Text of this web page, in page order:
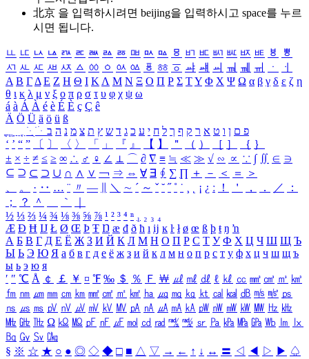
北京 을 입력하시려면 beijing을 입력하시고 space를 누르
시면 됩니다.
ㅥ ㅦ ㅧ ㅨ ㅩ ㅪ ㅫ ㅬ ㅭ ㅮ ㅯ ㅰ ㅱ ㅲ ㅳ ㅴ ㅵ ㅶ ㅷ ㅸ
ㅹ
ㅺ ㅻ ㅼ ㅽ ㅾ ㅿ ㆀ ㆁ ㆂ ㆃ ㆄ ㆅ ㆆ ㆇ ㆈ ㆉ ㆊ ㆋ ㆌ ㆍ
ㆎ
Α Β ΓΔ Ε Ζ Η Θ Ι ΚΛ Μ Ν Ξ Ο Π Ρ Σ ΤΥ Φ Χ Ψ Ω α β γ δ ε ζ η
θ ι κ λ μ ν ξ ο π ρ σ τ υ φ χ ψ ω
á à Á À é è É È ç Ç ê
Ä Ö Ü ä ö ü ß
ִֶֹ ֻּ ׁׂ פ ם ן ו ט א ר ק ף ך ל ח י ע כ ג ד ש ץ ת צ מ נ ה ב
‘ ’ “ ” 〔 〕 〈 〉 「 」 『 』 【 】 ＂ （ ） ［ ］ ｛ ｝
± × ÷ ≠ ≤ ≥ ∞ ∴ ♂ ♀ ∠ ⊥ ⌒ ∂ ∇ ≡ ≒ ≪ ≫ √ ∽ ∝ ∵ ∫ ∬ ∈ ∋
⊆ ⊇ ⊂ ⊃ ∪ ∩ ∧ ∨ ￢ ⇒ ⇔ ∀ ∃ ∮ ∑ ∏ ＋ － ＜ ＝
＞
、
。 · ‥ … ¨ 〃 ― ＼ ∼ ´ ～ ˇ ˘ ˝ ˚ ˙ ¸ ¡ ¿ ː ！ ＇ ， ． ／
：
；
？ ＾ ｀
½ ⅓ ⅔ ¼ ¾ ⅛ ⅜ ⅝ ⅞ ¹ ² ³ ⁴ ⁿ ₁ ₂ ₃ ₄
Æ Ð Ħ Ĳ Ł Ø Œ Þ Ŧ Ŋ æ đ ð ħ ı ĳ ĸ ŀ ł ø œ ß þ ŧ ŋ ŉ
А Б В Г Д Е Ё Ж З И Й К Л М Н О П Р С Т У Ф Х Ц Ч Ш Щ Ъ
Ы Ь Э Ю Я а б в г д е ё ж з и й к л м н о п р с т у ф х ц ч ш щ ъ
ы ь э ю я
′ ″ ℃ Å ￠ ￡ ￥ ¤ ℉ ‰ ＄ ％ Ｆ ￦ ㎕ ㎖ ㎗ ℓ ㎘ ㏄ ㎣ ㎤ ㎥ ㎦
㎙ ㎚ ㎛ ㎜ ㎝ ㎞ ㎟ ㎠ ㎡ ㎢ ㏊ ㎍ ㎎ ㎏ ㏏ ㎈ ㎉ ㏈ ㎧ ㎨ ㎰
㎱ ㎲ ㎳ ㎴ ㎵ ㎶ ㎷ ㎸ ㎹ ㎀ ㎁ ㎂ ㎃ ㎄ ㎺ ㎻ ㎽ ㎾ ㎿ ㎐ ㎑
㎒ ㎓ ㎔ Ω ㏀ ㏁ ㎊ ㎋ ㎌ ㏖ ㏅ ㎭ ㎮ ㎯ ㏛ ㎩ ㎪ ㎫ ㎬ ㏝ ㏐
㏓
㏃ ㏉ ㏜ ㏆
§ ※ ☆ ★ ○ ● ◎ ◇ ◆ □ ■ △ ▽ → ← ↑ ↓ ↔ 〓 ◁ ◀ ▷ ▶ ♤